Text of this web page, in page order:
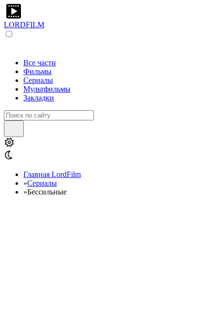
LORDFILM
Все части
Фильмы
Сериалы
Мультфильмы
Закладки
Главная LordFilm
»Сериалы
»Бессильные